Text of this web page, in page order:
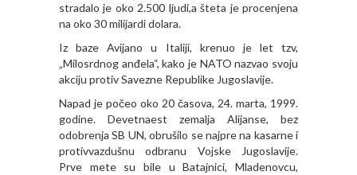
stradalo je oko 2.500 ljudi,a šteta je procenjena
na oko 30 milijardi dolara.
Iz baze Avijano u Italiji, krenuo je let tzv,
„Milosrdnog anđela“, kako je NATO nazvao svoju
akciju protiv Savezne Republike Jugoslavije.
Napad je počeo oko 20 časova, 24. marta, 1999.
godine. Devetnaest zemalja Alijanse, bez
odobrenja SB UN, obrušilo se najpre na kasarne i
protivvazdušnu odbranu Vojske Jugoslavije.
Prve mete su bile u Batajnici, Mladenovcu,